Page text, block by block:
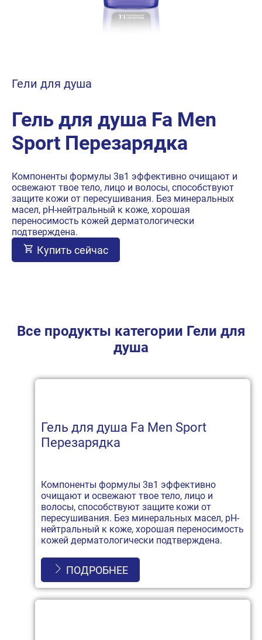
Гели для душа
Гель для душа Fa Men
Sport Перезарядка
Компоненты формулы 3в1 эффективно очищают и
освежают твое тело, лицо и волосы, способствуют
защите кожи от пересушивания. Без минеральных
масел, рН-нейтральный к коже, хорошая
переносимость кожей дерматологически
подтверждена.
Купить сейчас
Все продукты категории Гели для
душа
Гель для душа Fa Men Sport
Перезарядка
Компоненты формулы 3в1 эффективно
очищают и освежают твое тело, лицо и
волосы, способствуют защите кожи от
пересушивания. Без минеральных масел, рН-
нейтральный к коже, хорошая переносимость
кожей дерматологически подтверждена.
ПОДРОБНЕЕ